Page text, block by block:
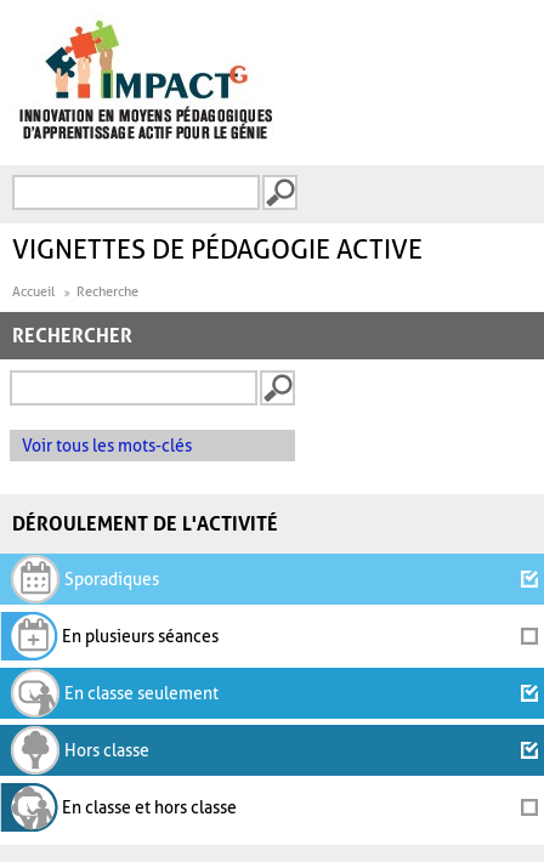
FORMULAIRE DE
VIGNETTES DE PÉDAGOGIE ACTIVE
Accueil Recherche
RECHERCHER
Voir tous les mots-clés
DÉROULEMENT DE L'ACTIVITÉ
Sporadiques
En plusieurs séances
En classe seulement
Hors classe
En classe et hors classe